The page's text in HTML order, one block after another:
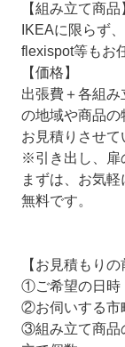
【組み立て商品
IKEAに限らず
flexispot等もお
【価格】
出張費＋各組
の地域や商品の
お見積りさせて
※引き出し、扉
まずは、お気
無料です。
【お見積もり
①ご希望の日時
②お伺いする市
③組み立て商品